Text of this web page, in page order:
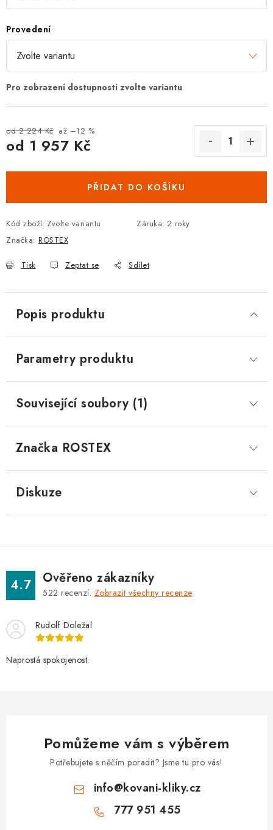
DOPLŇKY KE DVEŘÍM
PRO POSUVNÉ DVEŘE
STAVEBNÍ POUZDRA
SCHRÁNKY NA KLÍČE
Oboroví ODBORNÍCI
Doporučujeme
Provedení
od 2 224 Kč až –12 %
od 1 957 Kč
PŘIDAT DO KOŠÍKU
Kód zboží: Zvolte variantu Záruka: 2 roky
Značka: ROSTEX
Tisk Zeptat se Sdílet
Popis produktu
Parametry produktu
Související soubory (1)
Značka ROSTEX
Diskuze
4.7 Ověřeno zákazníky
522 recenzí. Zobrazit všechny recenze
Rudolf Doležal
Naprostá spokojenost.
Pomůžeme vám s výběrem
Potřebujete s něčím poradit? Jsme tu pro vás!
info@kovani-kliky.cz
777 951 455